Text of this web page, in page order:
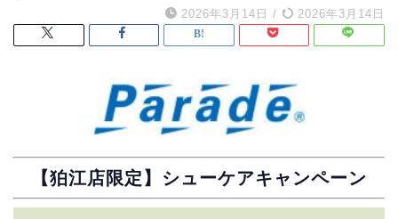
2026年3月14日 / 2026年3月14日
【狛江店限定】シューケアキャンペーン